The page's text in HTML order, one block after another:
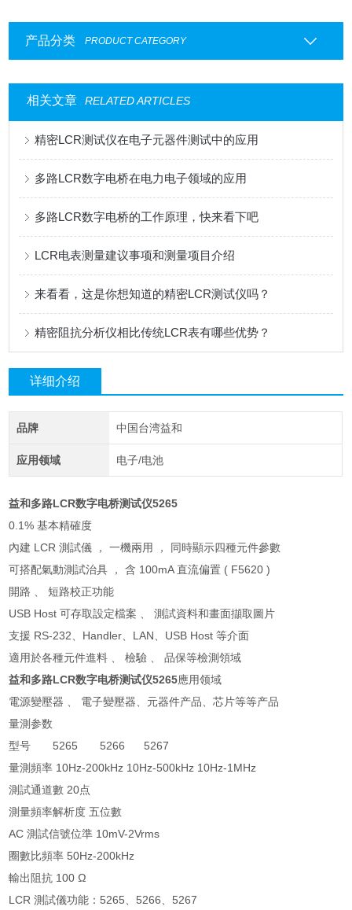
产品分类 PRODUCT CATEGORY
相关文章 RELATED ARTICLES
精密LCR测试仪在电子元器件测试中的应用
多路LCR数字电桥在电力电子领域的应用
多路LCR数字电桥的工作原理，快来看下吧
LCR电表测量建议事项和测量项目介绍
来看看，这是你想知道的精密LCR测试仪吗？
精密阻抗分析仪相比传统LCR表有哪些优势？
详细介绍
品牌 中国台湾益和
应用领域 电子/电池
益和多路LCR数字电桥测试仪5265
0.1% 基本精確度
內建 LCR 測試儀 ， 一機兩用 ， 同時顯示四種元件參數
可搭配氣動測試治具 ， 含 100mA 直流偏置 ( F5620 )
開路 、 短路校正功能
USB Host 可存取設定檔案 、 測試資料和畫面擷取圖片
支援 RS-232、Handler、LAN、USB Host 等介面
適用於各種元件進料 、 檢驗 、 品保等檢測領域
益和多路LCR数字电桥测试仪5265應用领域
電源變壓器 、 電子變壓器、元器件产品、芯片等等产品
量測参数
型号 5265 5266 5267
量測頻率 10Hz-200kHz 10Hz-500kHz 10Hz-1MHz
測試通道數 20点
測量頻率解析度 五位數
AC 測試信號位準 10mV-2Vrms
圈數比頻率 50Hz-200kHz
輸出阻抗 100 Ω
LCR 測試儀功能：5265、5266、5267